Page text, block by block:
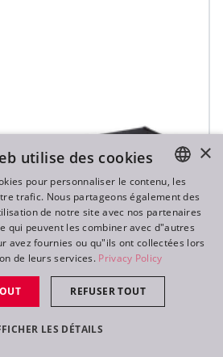
ENGLISH
DE
RU
×
utilise des cookies
pour personnaliser le contenu, les
trafic. Nous partageons également des
de notre site avec nos partenaires
qui peuvent les combiner avec d"autres
avez fournies ou qu"ils ont collectées lors
de leurs services. Privacy Policy
REFUSER TOUT
LES DÉTAILS